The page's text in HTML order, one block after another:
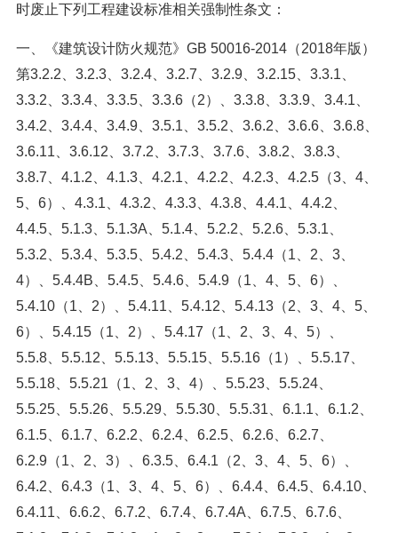
时废止下列工程建设标准相关强制性条文：
一、《建筑设计防火规范》GB 50016-2014（2018年版）
第3.2.2、3.2.3、3.2.4、3.2.7、3.2.9、3.2.15、3.3.1、
3.3.2、3.3.4、3.3.5、3.3.6（2）、3.3.8、3.3.9、3.4.1、
3.4.2、3.4.4、3.4.9、3.5.1、3.5.2、3.6.2、3.6.6、3.6.8、
3.6.11、3.6.12、3.7.2、3.7.3、3.7.6、3.8.2、3.8.3、
3.8.7、4.1.2、4.1.3、4.2.1、4.2.2、4.2.3、4.2.5（3、4、
5、6）、4.3.1、4.3.2、4.3.3、4.3.8、4.4.1、4.4.2、
4.4.5、5.1.3、5.1.3A、5.1.4、5.2.2、5.2.6、5.3.1、
5.3.2、5.3.4、5.3.5、5.4.2、5.4.3、5.4.4（1、2、3、
4）、5.4.4B、5.4.5、5.4.6、5.4.9（1、4、5、6）、
5.4.10（1、2）、5.4.11、5.4.12、5.4.13（2、3、4、5、
6）、5.4.15（1、2）、5.4.17（1、2、3、4、5）、
5.5.8、5.5.12、5.5.13、5.5.15、5.5.16（1）、5.5.17、
5.5.18、5.5.21（1、2、3、4）、5.5.23、5.5.24、
5.5.25、5.5.26、5.5.29、5.5.30、5.5.31、6.1.1、6.1.2、
6.1.5、6.1.7、6.2.2、6.2.4、6.2.5、6.2.6、6.2.7、
6.2.9（1、2、3）、6.3.5、6.4.1（2、3、4、5、6）、
6.4.2、6.4.3（1、3、4、5、6）、6.4.4、6.4.5、6.4.10、
6.4.11、6.6.2、6.7.2、6.7.4、6.7.4A、6.7.5、6.7.6、